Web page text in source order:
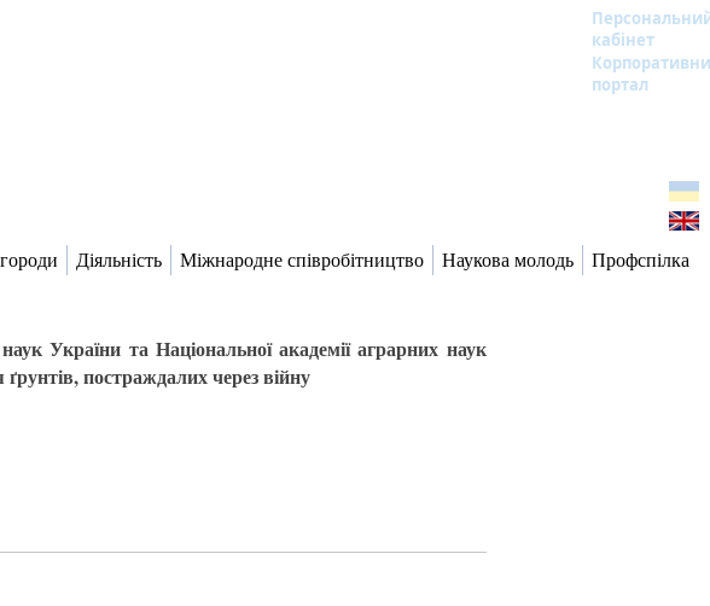
кабінет
портал
Діяльність Міжнародне співробітництво Наукова молодь Профспілка
України та Національної академії аграрних наук
постраждалих через війну